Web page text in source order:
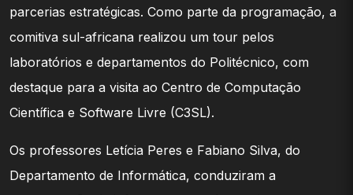
parcerias estratégicas. Como parte da programação, a
comitiva sul-africana realizou um tour pelos
laboratórios e departamentos do Politécnico, com
destaque para a visita ao Centro de Computação
Científica e Software Livre (C3SL).
Os professores Letícia Peres e Fabiano Silva, do
Departamento de Informática, conduziram a